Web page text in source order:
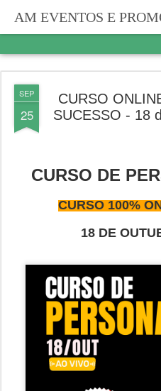
AM EVENTOS E
SEP
25
CURSO
SUCESSO - 18
CURSO DE
CURSO 100%
18 DE